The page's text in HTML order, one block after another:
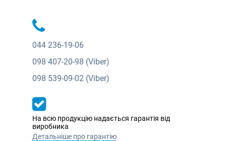
044 236-19-06
098 407-20-98 (Viber)
098 539-09-02 (Viber)
На всю продукцію надається гарантія від
виробника
Детальніше про гарантію